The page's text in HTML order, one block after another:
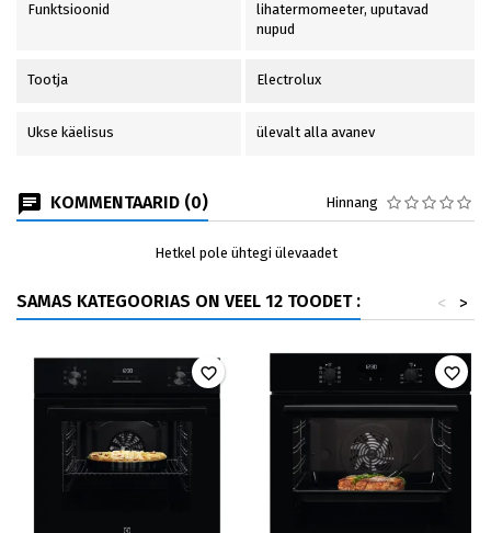
Funktsioonid
lihatermomeeter, uputavad
nupud
Tootja Electrolux
Ukse käelisus ülevalt alla avanev
KOMMENTAARID (0) Hinnang
Hetkel pole ühtegi ülevaadet
SAMAS KATEGOORIAS ON VEEL 12 TOODET : >
<
favorite_border favorite_border